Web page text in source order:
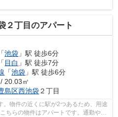
２丁目のアパート
「池袋 」駅 徒歩6分
「 目白 」駅 徒歩7分
「池袋 」駅 徒歩6分
20.03㎡
島区西池袋２丁目
。物件の近くに駅が2つあるため、用途
ちらの物件はアパートです。通勤やお